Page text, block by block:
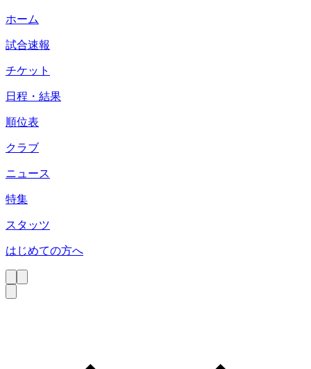
ホーム
試合速報
チケット
日程・結果
順位表
クラブ
ニュース
特集
スタッツ
はじめての方へ